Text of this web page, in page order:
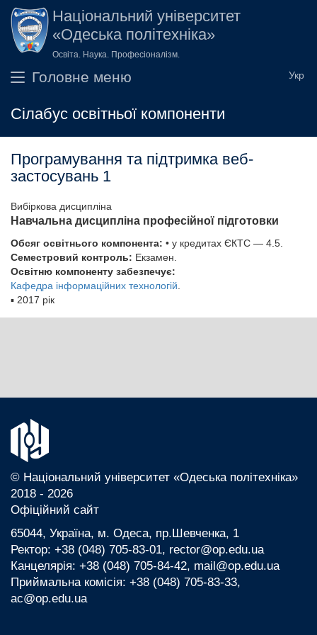
Перейти до основного вмісту
Національний університет
«Одеська політехніка»
Освіта. Наука. Професіоналізм.
Головне меню
Сілабус освітньої компоненти
Програмування та підтримка веб-
застосувань 1
Вибіркова дисципліна
Навчальна дисципліна професійної підготовки
Обсяг освітнього компонента: • у кредитах ЄКТС — 4.5.
Семестровий контроль: Екзамен.
Освітню компоненту забезпечує:
Кафедра інформаційних технологій
▪ 2017 рік
© Національний університет «Одеська політехніка»
2018 - 2026
Офіційний сайт
65044, Україна, м. Одеса, пр.Шевченка, 1
Ректор: +38 (048) 705-83-01, rector@op.edu.ua
Канцелярія: +38 (048) 705-84-42, mail@op.edu.ua
Приймальна комісія: +38 (048) 705-83-33,
ac@op.edu.ua